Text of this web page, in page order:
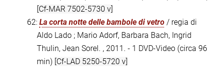
[Cf-MAR 7502-5730 v]
62: La corta notte delle bambole di vetro / regia di
Aldo Lado ; Mario Adorf, Barbara Bach, Ingrid
Thulin, Jean Sorel. , 2011. - 1 DVD-Video (circa 96
min) [Cf-LAD 5250-5720 v]